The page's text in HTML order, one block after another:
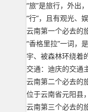
“旅”是旅行，外出
“行”，且有观光、
云南第一个必去的
“香格里拉”一词，
宇、被森林环绕着
交通：迪庆的交通
云南第二个必去的
位于云南省元阳县
云南第三个必去的